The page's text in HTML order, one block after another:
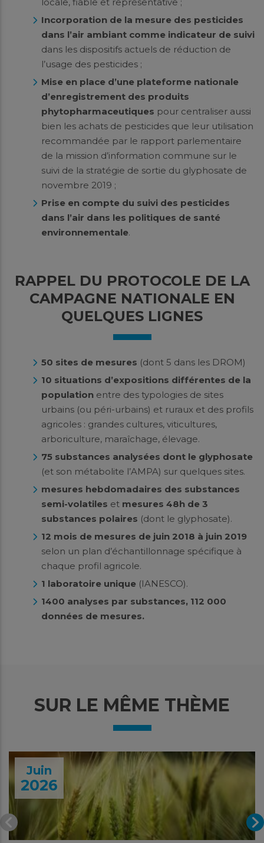
Incorporation de la mesure des pesticides
dans l’air ambiant comme indicateur de suivi
dans les dispositifs actuels de réduction de
l’usage des pesticides ;
Mise en place d’une plateforme nationale
d’enregistrement des produits
phytopharmaceutiques pour centraliser aussi
bien les achats de pesticides que leur utilisation
recommandée par le rapport parlementaire
de la mission d’information commune sur le
suivi de la stratégie de sortie du glyphosate de
novembre 2019 ;
Prise en compte du suivi des pesticides
dans l’air dans les politiques de santé
environnementale.
RAPPEL DU PROTOCOLE DE LA
CAMPAGNE NATIONALE EN
QUELQUES LIGNES
50 sites de mesures (dont 5 dans les DROM)
10 situations d’expositions différentes de la
population entre des typologies de sites
urbains (ou péri-urbains) et ruraux et des profils
agricoles : grandes cultures, viticultures,
arboriculture, maraîchage, élevage.
75 substances analysées dont le glyphosate
(et son métabolite l’AMPA) sur quelques sites.
mesures hebdomadaires des substances
semi-volatiles et mesures 48h de 3
substances polaires (dont le glyphosate).
12 mois de mesures de juin 2018 à juin 2019
selon un plan d’échantillonnage spécifique à
chaque profil agricole.
1 laboratoire unique (IANESCO).
1400 analyses par substances, 112 000
données de mesures.
SUR LE MÊME THÈME
Juin
2026